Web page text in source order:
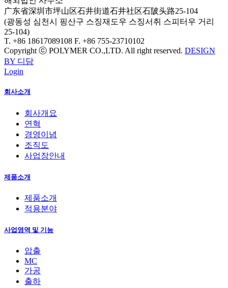
广东省深圳市坪山区石井街道石井社区石陂头路25-104
(광동성 심천시 핑산구 스징재도우 스징서취 스피터우 거리
25-104)
T. +86 18617089108 F. +86 755-23710102
Copyright ⓒ POLYMER CO.,LTD. All right reserved. DESIGN
BY 디담
Login
회사소개
회사개요
연혁
경영이념
조직도
사업장안내
제품소개
제품소개
적용분야
사업영역 및 기능
압출
MC
가공
출하